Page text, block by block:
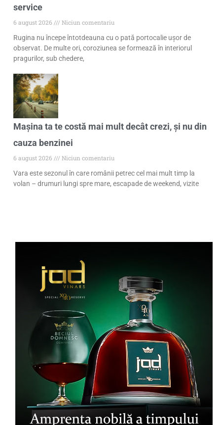
service
6 august 2026
Niciun comentariu
Rugina nu începe întotdeauna cu o pată portocalie ușor de
observat. De multe ori, coroziunea se formează în interiorul
pragurilor, sub chedere,
Mașina ta te costă mai mult decât crezi, și nu din
cauza benzinei
6 august 2026
Niciun comentariu
Vara este sezonul în care românii petrec cel mai mult timp la
volan – drumuri lungi spre mare, escapade de weekend, vizite